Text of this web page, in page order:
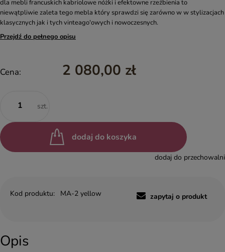
dla mebli francuskich kabriolowe nóżki i efektowne rzeźbienia to
niewątpliwie zaleta tego mebla który sprawdzi się zarówno w w stylizacjach
klasycznych jak i tych vinteago'owych i nowoczesnych.
Przejdź do pełnego opisu
Cena: 2 080,00 zł
szt.
dodaj do koszyka
dodaj do przechowalni
Kod produktu: MA-2 yellow zapytaj o produkt
Opis